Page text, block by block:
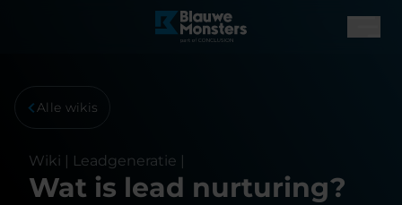
Alle wikis
Wiki | Leadgeneratie |
Wat is lead nurturing?